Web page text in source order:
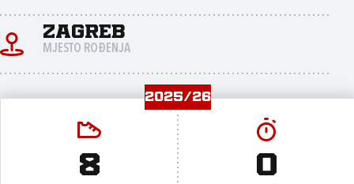
Zagreb
MJESTO ROĐENJA
2025/26
8 0